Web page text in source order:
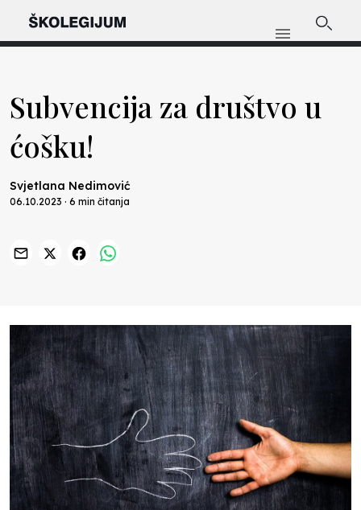
Subvencija za društvo u
ćošku!
Svjetlana Nedimović
06.10.2023 · 6 min čitanja